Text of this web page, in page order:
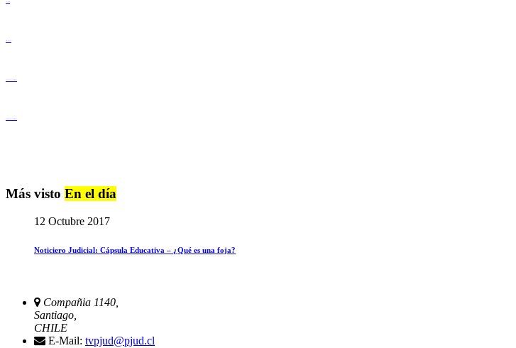
Más visto En el día
12 Octubre 2017
Noticiero Judicial: Cápsula Educativa – ¿Qué es una foja?
Compañia 1140,
Santiago,
CHILE
E-Mail: tvpjud@pjud.cl